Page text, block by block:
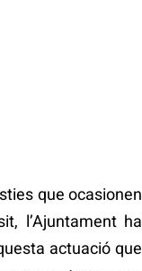
que ocasionen
l’Ajuntament ha
actuació que